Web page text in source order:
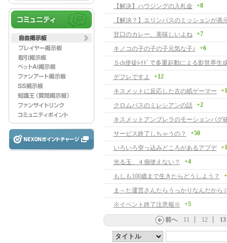
【解決】ハウジングの入札金 +8
甘口のカレー、美味しいよね +7
キノコの子の子の子元気な子♪ +6
５ch使徒ﾚｲﾄﾞで多重起動による影世界生
デフレですよ
+12
キスメットに反応した古の紙ゲーマー +1
クロムバスのミレシアンの話 +2
キスメットアンブレラのモーションバグ
サービス終了しちゃうの？
+50
いろいろ突っ込みどころがあるアプデ
光る玉、４個使えない？ +4
もしも100歳まで生きたらどうしよう？
ま～た運営さんたらうっかりなんだから
※イベント終了注意報※
+5
前へ 11 12 13